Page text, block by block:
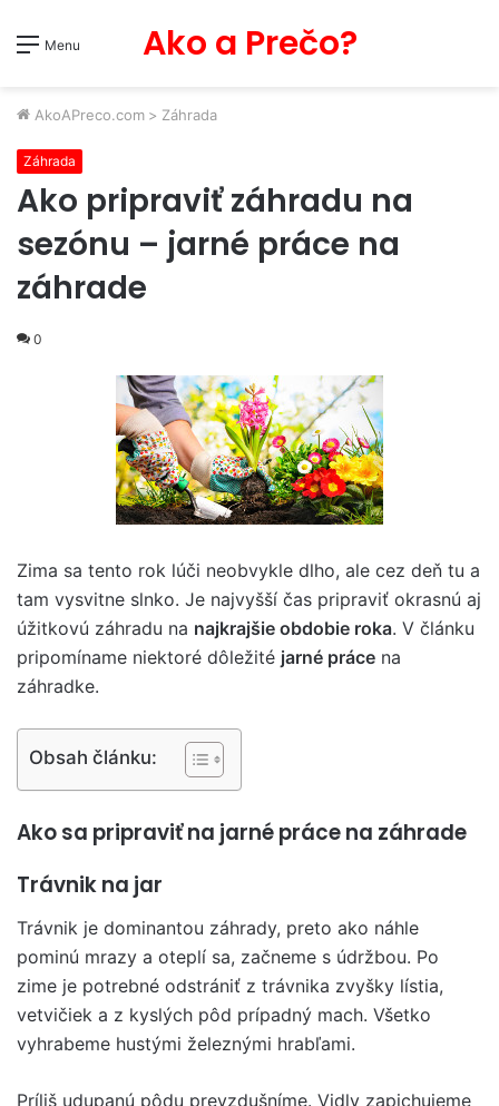
Menu Ako a Prečo?
AkoAPreco.com > Záhrada
Záhrada
Ako pripraviť záhradu na
sezónu – jarné práce na
záhrade
0
Zima sa tento rok lúči neobvykle dlho, ale cez deň tu a
tam vysvitne slnko. Je najvyšší čas pripraviť okrasnú aj
úžitkovú záhradu na najkrajšie obdobie roka. V článku
pripomíname niektoré dôležité jarné práce na
záhradke.
Obsah článku:
Ako sa pripraviť na jarné práce na záhrade
Trávnik na jar
Trávnik je dominantou záhrady, preto ako náhle
pominú mrazy a oteplí sa, začneme s údržbou. Po
zime je potrebné odstrániť z trávnika zvyšky lístia,
vetvičiek a z kyslých pôd prípadný mach. Všetko
vyhrabeme hustými železnými hrabľami.
Príliš udupanú pôdu prevzdušníme. Vidly zapichujeme